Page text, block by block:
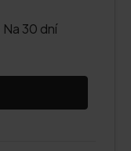
Na 30 dní